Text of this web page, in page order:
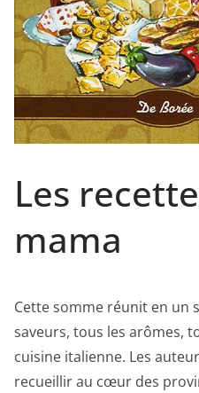
Les
mama
Cette somme réunit en un
saveurs, tous les arômes,
cuisine italienne. Les
recueillir au cœur des